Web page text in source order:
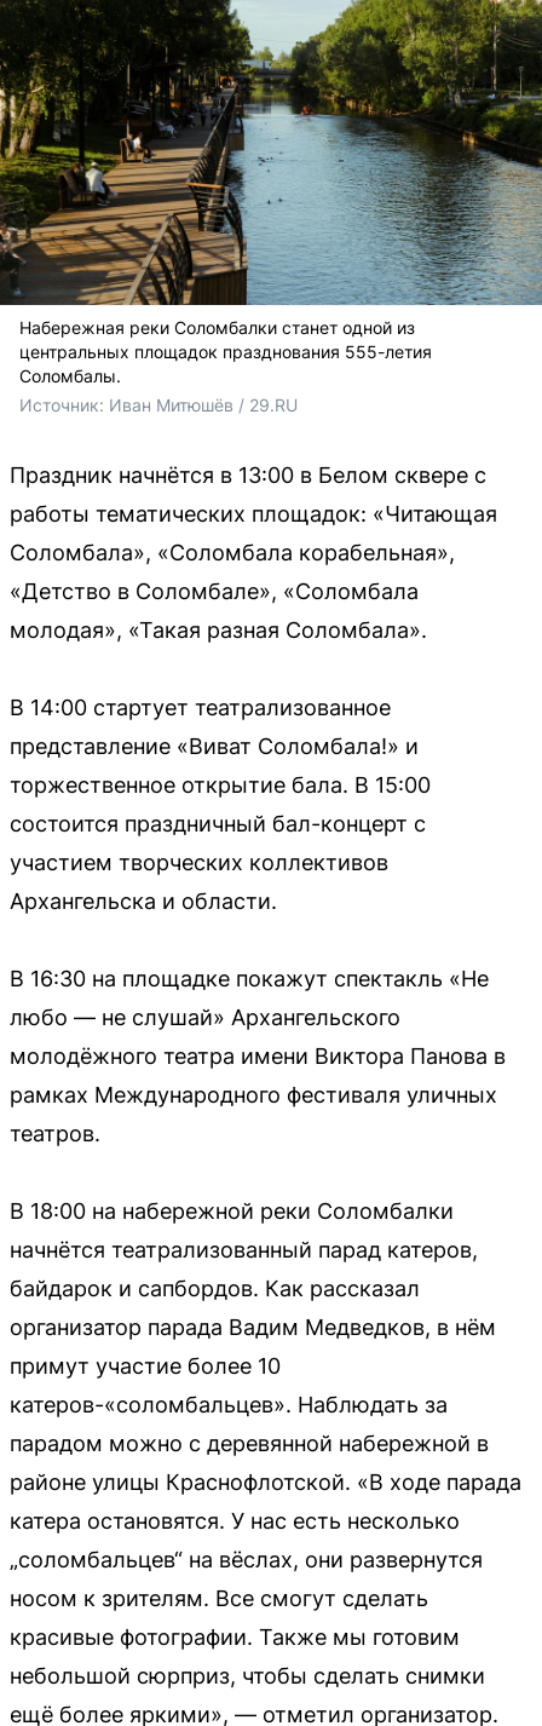
Набережная реки Соломбалки станет одной из
центральных площадок празднования 555-летия
Соломбалы.
Источник: Иван Митюшёв / 29.RU
Праздник начнётся в 13:00 в Белом сквере с
работы тематических площадок: «Читающая
Соломбала», «Соломбала корабельная»,
«Детство в Соломбале», «Соломбала
молодая», «Такая разная Соломбала».
В 14:00 стартует театрализованное
представление «Виват Соломбала!» и
торжественное открытие бала. В 15:00
состоится праздничный бал-концерт с
участием творческих коллективов
Архангельска и области.
В 16:30 на площадке покажут спектакль «Не
любо — не слушай» Архангельского
молодёжного театра имени Виктора Панова в
рамках Международного фестиваля уличных
театров.
В 18:00 на набережной реки Соломбалки
начнётся театрализованный парад катеров,
байдарок и сапбордов. Как рассказал
организатор парада Вадим Медведков, в нём
примут участие более 10
катеров-«соломбальцев». Наблюдать за
парадом можно с деревянной набережной в
районе улицы Краснофлотской. «В ходе парада
катера остановятся. У нас есть несколько
„соломбальцев“ на вёслах, они развернутся
носом к зрителям. Все смогут сделать
красивые фотографии. Также мы готовим
небольшой сюрприз, чтобы сделать снимки
ещё более яркими», — отметил организатор.